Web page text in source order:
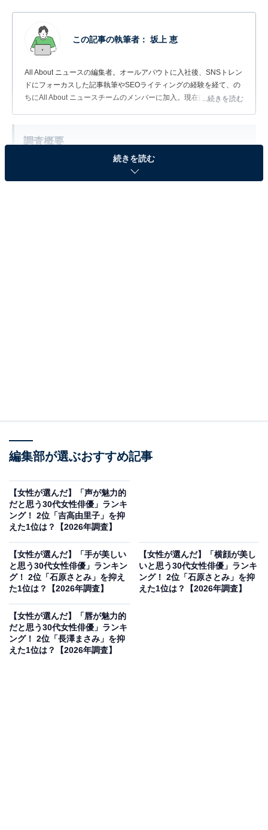
この記事の執筆者： 坂上 恵
All About ニュースの編集者。オールアバウトに入社後、SNSトレン
ドにフォーカスした記事執筆やSEOライティングの経験を経て、の
ちにAll About ニュースチームのメンバーに加入。現在は旅行・カル
...続きを読む
調査概要
調査期間：2026年4月30日
調査方法：インターネット調査
View this post on Instagram
続きを読む
編集部が選ぶおすすめ記事
【女性が選んだ】「声が魅力的
だと思う30代女性俳優」ランキ
ング！ 2位「吉高由里子」を抑
えた1位は？【2026年調査】
【女性が選んだ】「手が美しい
と思う30代女性俳優」ランキン
グ！ 2位「石原さとみ」を抑え
た1位は？【2026年調査】
【女性が選んだ】「横顔が美し
いと思う30代女性俳優」ランキ
ング！ 2位「石原さとみ」を抑
えた1位は？【2026年調査】
【女性が選んだ】「唇が魅力的
だと思う30代女性俳優」ランキ
ング！ 2位「長澤まさみ」を抑
えた1位は？【2026年調査】